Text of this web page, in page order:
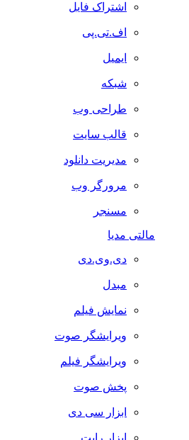
اشتراک فایل
اف.تی.پی
ایمیل
شبکه
طراحی وب
قالب سایت
مدیریت دانلود
مرورگر وب
مسنجر
مالتی مدیا
دی.وی.دی
مبدل
نمایش فیلم
ویرایشگر صوت
ویرایشگر فیلم
پخش صوت
ابزار سی دی
ابزار رایت